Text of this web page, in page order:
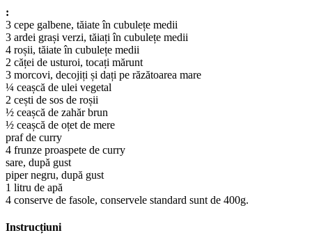
:
3 cepe galbene, tăiate în cubulețe medii
3 ardei grași verzi, tăiați în cubulețe medii
4 roșii, tăiate în cubulețe medii
2 căței de usturoi, tocați mărunt
3 morcovi, decojiți și dați pe răzătoarea mare
¼ ceașcă de ulei vegetal
2 cești de sos de roșii
½ ceașcă de zahăr brun
½ ceașcă de oțet de mere
praf de curry
4 frunze proaspete de curry
sare, după gust
piper negru, după gust
1 litru de apă
4 conserve de fasole, conservele standard sunt de 400g.
Instrucțiuni